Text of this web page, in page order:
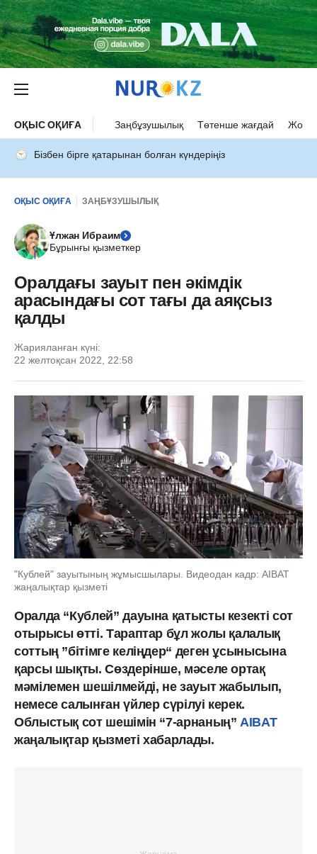
ОҚЫС ОҚИҒА Заңбұзушылық Төтенше жағдай Жол
Бізбен бірге қатарынан болған күндеріңіз
ОҚЫС ОҚИҒА ЗАҢБҰЗУШЫЛЫҚ
Ұлжан Ибраим
Бұрынғы қызметкер
Оралдағы зауыт пен әкімдік
арасындағы сот тағы да аяқсыз
қалды
Жарияланған күні:
22 желтоқсан 2022, 22:58
"Кублей" зауытының жұмысшылары. Видеодан кадр: AIBAT
жаңалықтар қызметі
Оралда “Кублей” дауына қатысты кезекті сот
отырысы өтті. Тараптар бұл жолы қалалық
соттың ”бітімге келіңдер“ деген ұсынысына
қарсы шықты. Сөздерінше, мәселе ортақ
мәмілемен шешілмейді, не зауыт жабылып,
немесе салынған үйлер сүрілуі керек.
Облыстық сот шешімін “7-арнаның” AIBAT
жаңалықтар қызметі хабарлады.